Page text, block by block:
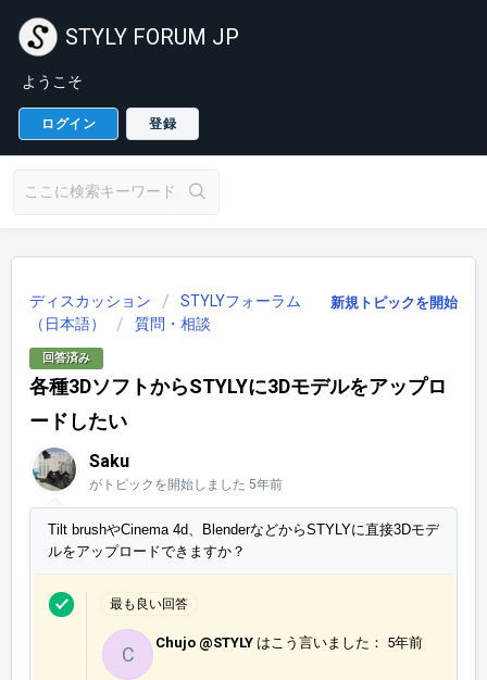
STYLY FORUM JP
ようこそ
ログイン 登録
新規トピックを開始
ディスカッション
STYLYフォーラム
（日本語）
質問・相談
回答済み
各種3DソフトからSTYLYに3Dモデルをアップロ
ードしたい
Saku
がトピックを開始しました 5年前
Tilt brushやCinema 4d、BlenderなどからSTYLYに直接3Dモデ
ルをアップロードできますか？
最も良い回答
C
Chujo @STYLY はこう言いました： 5年前